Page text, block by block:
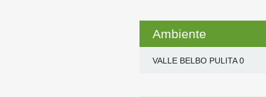
Ambiente
VALLE BELBO PULITA0